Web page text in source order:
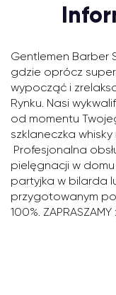
Gentlemen Barber
gdzie oprócz
wypocząć i
Rynku. Nasi
od momentu
szklaneczka
Profesjonalna
pielęgnacji w
partyjka w bilarda
przygotowanym
100%. ZAPRASZAMY